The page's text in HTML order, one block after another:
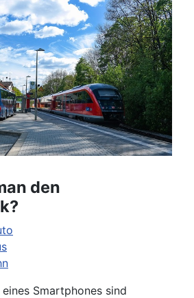
den
Smartphones sind